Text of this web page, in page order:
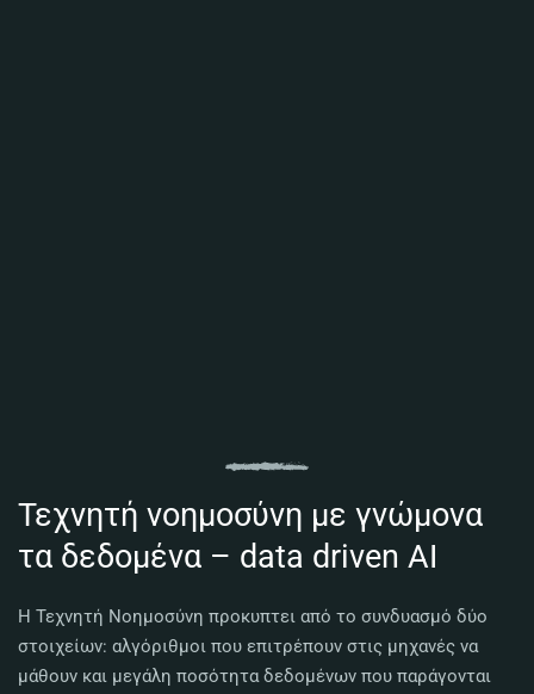
Τεχνητή νοημοσύνη με γνώμονα
τα δεδομένα – data driven AI
Η Τεχνητή Νοημοσύνη προκυπτει από το συνδυασμό δύο
στοιχείων: αλγόριθμοι που επιτρέπουν στις μηχανές να
μάθουν και μεγάλη ποσότητα δεδομένων που παράγονται